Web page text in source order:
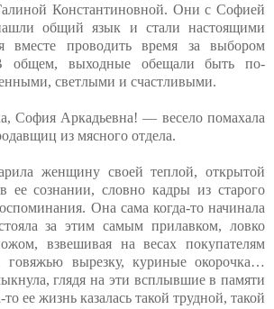
Константиновной. Они с Софией
общий язык и стали настоящими
вместе проводить время за выбором
общем, выходные обещали быть по-
светлыми и счастливыми.
София Аркадьевна! — весело помахала
из мясного отдела.
женщину своей теплой, открытой
ее сознании, словно кадры из старого
Она сама когда-то начинала
за этим самым прилавком, ловко
взвешивая на весах покупателям
вырезку, куриные окорочка…
глядя на эти всплывшие в памяти
ее жизнь казалась такой трудной, такой